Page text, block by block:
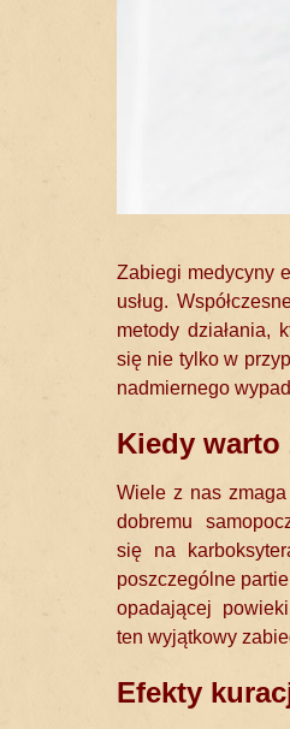
Zabiegi medycyny
usług.
metody działania,
się nie tylko w
nadmiernego
Kiedy warto
Wiele z nas
dobremu
się na
poszczególne
opadającej
ten wyjątkowy
Efekty